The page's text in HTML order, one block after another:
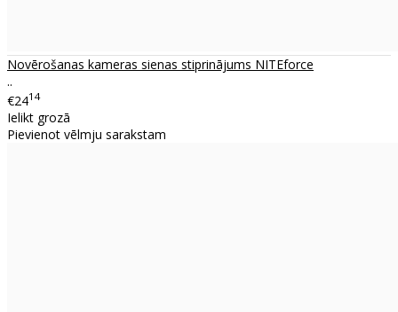
Novērošanas kameras sienas stiprinājums NITEforce
..
€2414
Ielikt grozā
Pievienot vēlmju sarakstam